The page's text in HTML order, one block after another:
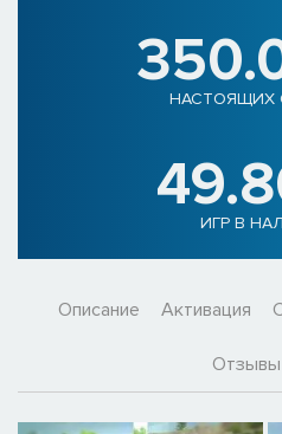
НАСТОЯЩИХ
ИГР В
Описание Активация
Отзывы